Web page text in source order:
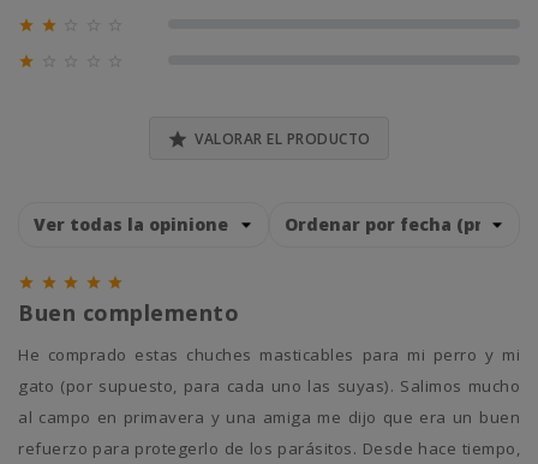
 

 VALORAR EL PRODUCTO
    
Buen complemento
He comprado estas chuches masticables para mi perro y mi
gato (por supuesto, para cada uno las suyas). Salimos mucho
al campo en primavera y una amiga me dijo que era un buen
refuerzo para protegerlo de los parásitos. Desde hace tiempo,